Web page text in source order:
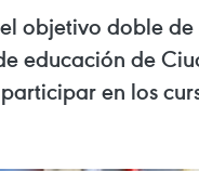
objetivo doble
educación de
en los